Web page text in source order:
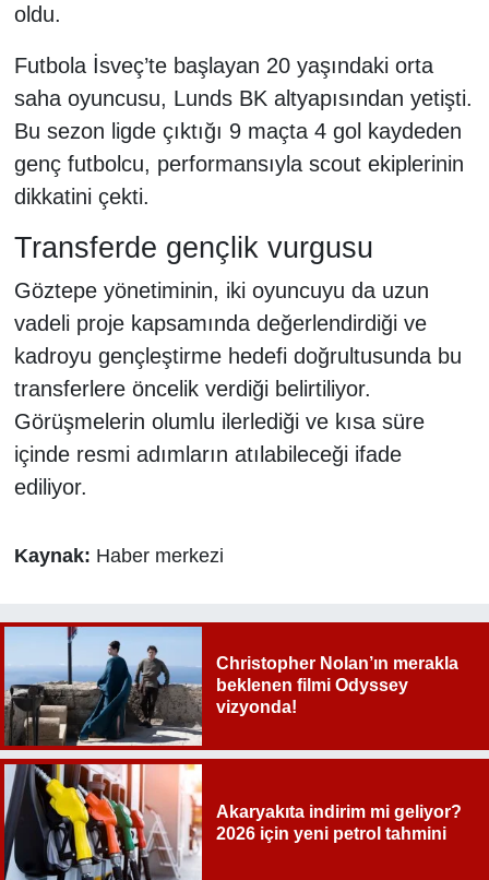
oldu.
Futbola İsveç’te başlayan 20 yaşındaki orta
saha oyuncusu, Lunds BK altyapısından yetişti.
Bu sezon ligde çıktığı 9 maçta 4 gol kaydeden
genç futbolcu, performansıyla scout ekiplerinin
dikkatini çekti.
Transferde gençlik vurgusu
Göztepe yönetiminin, iki oyuncuyu da uzun
vadeli proje kapsamında değerlendirdiği ve
kadroyu gençleştirme hedefi doğrultusunda bu
transferlere öncelik verdiği belirtiliyor.
Görüşmelerin olumlu ilerlediği ve kısa süre
içinde resmi adımların atılabileceği ifade
ediliyor.
Kaynak: Haber merkezi
Christopher Nolan’ın merakla
beklenen filmi Odyssey
vizyonda!
Akaryakıta indirim mi geliyor?
2026 için yeni petrol tahmini